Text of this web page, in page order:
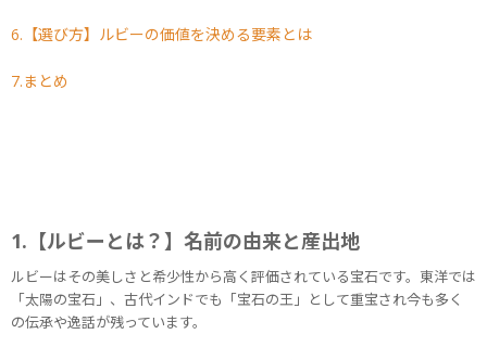
6.【選び方】ルビーの価値を決める要素とは
7.まとめ
1.【ルビーとは？】名前の由来と産出地
ルビーはその美しさと希少性から高く評価されている宝石です。東洋では
「太陽の宝石」、古代インドでも「宝石の王」として重宝され今も多く
の伝承や逸話が残っています。